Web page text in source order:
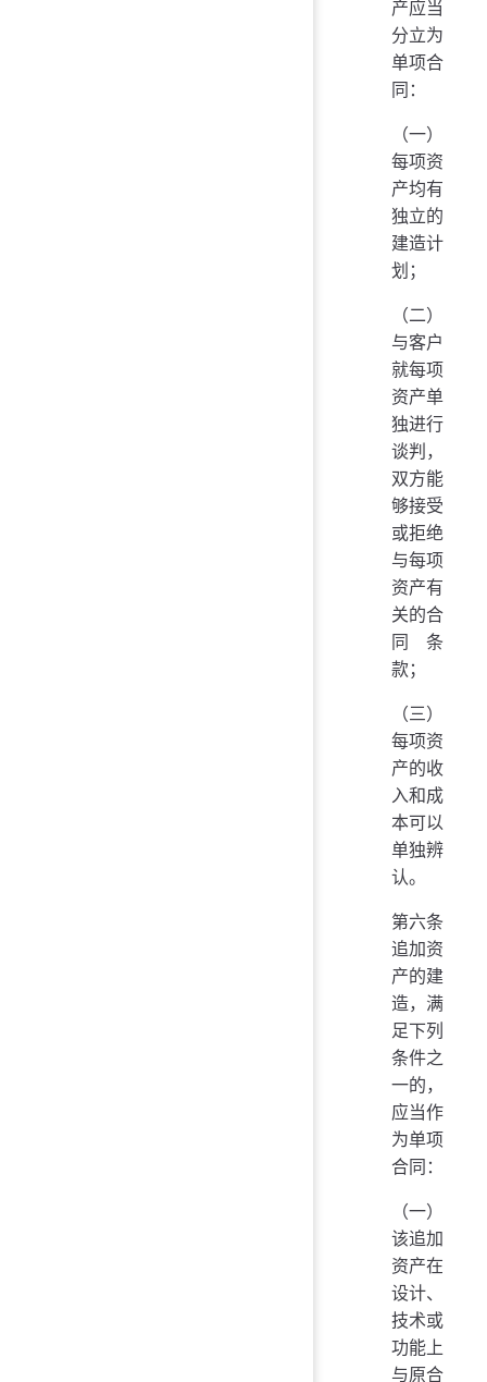
产应当
分立为
单项合
同：
（一）
每项资
产均有
独立的
建造计
划；
（二）
与客户
就每项
资产单
独进行
谈判，
双方能
够接受
或拒绝
与每项
资产有
关的合
同条
款；
（三）
每项资
产的收
入和成
本可以
单独辨
认。
第六条
追加资
产的建
造，满
足下列
条件之
一的，
应当作
为单项
合同：
（一）
该追加
资产在
设计、
技术或
功能上
与原合